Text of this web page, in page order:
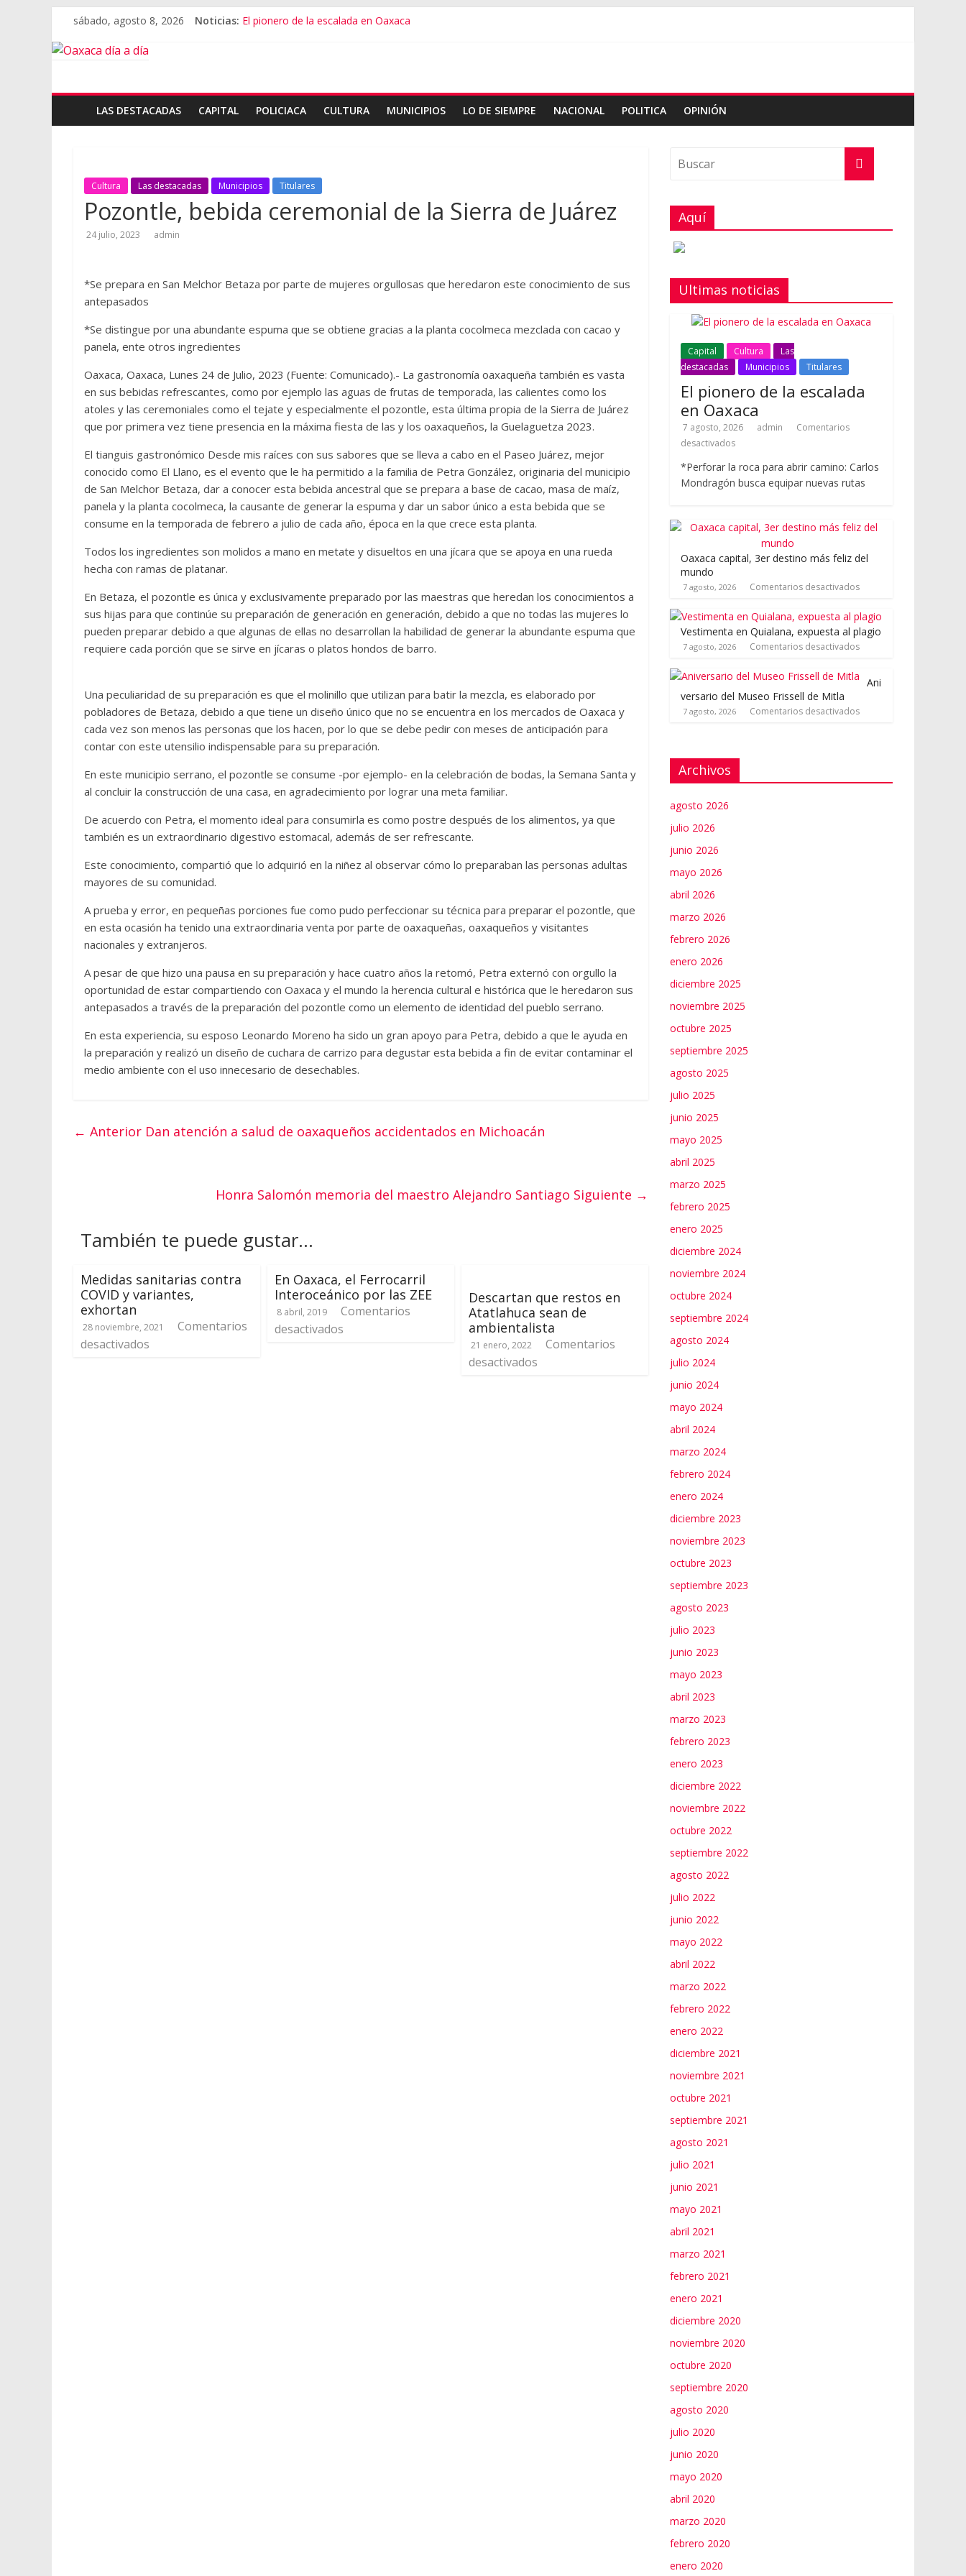
sábado, agosto 8, 2026 Noticias: El pionero de la escalada en Oaxaca
LAS DESTACADAS
CAPITAL POLICIACA CULTURA MUNICIPIOS LO DE SIEMPRE NACIONAL POLITICA OPINIÓN
Cultura Las destacadas Municipios Titulares
Pozontle, bebida ceremonial de la Sierra de Juárez
24 julio, 2023 admin
*Se prepara en San Melchor Betaza por parte de mujeres orgullosas que heredaron este conocimiento de sus
antepasados
*Se distingue por una abundante espuma que se obtiene gracias a la planta cocolmeca mezclada con cacao y
panela, ente otros ingredientes
Oaxaca, Oaxaca, Lunes 24 de Julio, 2023 (Fuente: Comunicado).- La gastronomía oaxaqueña también es vasta
en sus bebidas refrescantes, como por ejemplo las aguas de frutas de temporada, las calientes como los
atoles y las ceremoniales como el tejate y especialmente el pozontle, esta última propia de la Sierra de Juárez
que por primera vez tiene presencia en la máxima fiesta de las y los oaxaqueños, la Guelaguetza 2023.
El tianguis gastronómico Desde mis raíces con sus sabores que se lleva a cabo en el Paseo Juárez, mejor
conocido como El Llano, es el evento que le ha permitido a la familia de Petra González, originaria del municipio
de San Melchor Betaza, dar a conocer esta bebida ancestral que se prepara a base de cacao, masa de maíz,
panela y la planta cocolmeca, la causante de generar la espuma y dar un sabor único a esta bebida que se
consume en la temporada de febrero a julio de cada año, época en la que crece esta planta.
Todos los ingredientes son molidos a mano en metate y disueltos en una jícara que se apoya en una rueda
hecha con ramas de platanar.
En Betaza, el pozontle es única y exclusivamente preparado por las maestras que heredan los conocimientos a
sus hijas para que continúe su preparación de generación en generación, debido a que no todas las mujeres lo
pueden preparar debido a que algunas de ellas no desarrollan la habilidad de generar la abundante espuma que
requiere cada porción que se sirve en jícaras o platos hondos de barro.
Una peculiaridad de su preparación es que el molinillo que utilizan para batir la mezcla, es elaborado por
pobladores de Betaza, debido a que tiene un diseño único que no se encuentra en los mercados de Oaxaca y
cada vez son menos las personas que los hacen, por lo que se debe pedir con meses de anticipación para
contar con este utensilio indispensable para su preparación.
En este municipio serrano, el pozontle se consume -por ejemplo- en la celebración de bodas, la Semana Santa y
al concluir la construcción de una casa, en agradecimiento por lograr una meta familiar.
De acuerdo con Petra, el momento ideal para consumirla es como postre después de los alimentos, ya que
también es un extraordinario digestivo estomacal, además de ser refrescante.
Este conocimiento, compartió que lo adquirió en la niñez al observar cómo lo preparaban las personas adultas
mayores de su comunidad.
A prueba y error, en pequeñas porciones fue como pudo perfeccionar su técnica para preparar el pozontle, que
en esta ocasión ha tenido una extraordinaria venta por parte de oaxaqueñas, oaxaqueños y visitantes
nacionales y extranjeros.
A pesar de que hizo una pausa en su preparación y hace cuatro años la retomó, Petra externó con orgullo la
oportunidad de estar compartiendo con Oaxaca y el mundo la herencia cultural e histórica que le heredaron sus
antepasados a través de la preparación del pozontle como un elemento de identidad del pueblo serrano.
En esta experiencia, su esposo Leonardo Moreno ha sido un gran apoyo para Petra, debido a que le ayuda en
la preparación y realizó un diseño de cuchara de carrizo para degustar esta bebida a fin de evitar contaminar el
medio ambiente con el uso innecesario de desechables.
← Anterior Dan atención a salud de oaxaqueños accidentados en Michoacán
Honra Salomón memoria del maestro Alejandro Santiago Siguiente →
También te puede gustar...
Medidas sanitarias contra
COVID y variantes,
exhortan
28 noviembre, 2021
Comentarios
desactivados
En Oaxaca, el Ferrocarril
Interoceánico por las ZEE
8 abril, 2019
Comentarios
desactivados
Descartan que restos en
Atatlahuca sean de
ambientalista
21 enero, 2022
Comentarios
desactivados
Aquí
Ultimas noticias
Capital Cultura
Las
destacadas
Municipios Titulares
El pionero de la escalada
en Oaxaca
7 agosto, 2026 admin
Comentarios
desactivados
*Perforar la roca para abrir camino: Carlos
Mondragón busca equipar nuevas rutas
Oaxaca capital, 3er destino más feliz del
mundo
7 agosto, 2026 Comentarios desactivados
Vestimenta en Quialana, expuesta al plagio
7 agosto, 2026 Comentarios desactivados
Ani
versario del Museo Frissell de Mitla
7 agosto, 2026 Comentarios desactivados
Archivos
agosto 2026
julio 2026
junio 2026
mayo 2026
abril 2026
marzo 2026
febrero 2026
enero 2026
diciembre 2025
noviembre 2025
octubre 2025
septiembre 2025
agosto 2025
julio 2025
junio 2025
mayo 2025
abril 2025
marzo 2025
febrero 2025
enero 2025
diciembre 2024
noviembre 2024
octubre 2024
septiembre 2024
agosto 2024
julio 2024
junio 2024
mayo 2024
abril 2024
marzo 2024
febrero 2024
enero 2024
diciembre 2023
noviembre 2023
octubre 2023
septiembre 2023
agosto 2023
julio 2023
junio 2023
mayo 2023
abril 2023
marzo 2023
febrero 2023
enero 2023
diciembre 2022
noviembre 2022
octubre 2022
septiembre 2022
agosto 2022
julio 2022
junio 2022
mayo 2022
abril 2022
marzo 2022
febrero 2022
enero 2022
diciembre 2021
noviembre 2021
octubre 2021
septiembre 2021
agosto 2021
julio 2021
junio 2021
mayo 2021
abril 2021
marzo 2021
febrero 2021
enero 2021
diciembre 2020
noviembre 2020
octubre 2020
septiembre 2020
agosto 2020
julio 2020
junio 2020
mayo 2020
abril 2020
marzo 2020
febrero 2020
enero 2020